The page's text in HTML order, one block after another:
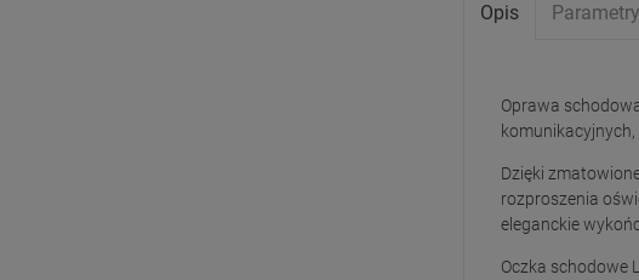
Opis
Oprawa
Dzięki
rozproszenia
eleganckie
Oczka schodowe